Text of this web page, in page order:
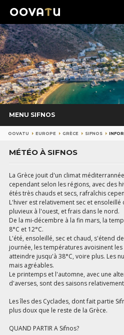
MENU SIFNOS
OOVATU EUROPE GRÈCE SIFNOS
MÉTÉO À SIFNOS
La Grèce jouit d'un climat
cependant selon les régions, avec des
étés très chauds et secs, rafraîchis
L'hiver est relativement sec et ensoleillé
pluvieux à l'ouest, et frais dans le nord.
De la mi-décembre à la fin mars, la
8°C et 12°C.
L'été, ensoleillé, sec et chaud, s'étend
journée, les températures avoisinent
atteindre jusqu'à 38°C, voire plus. Les
mais agréables.
Le printemps et l'automne, avec une
d'averses, sont des saisons
Les îles des Cyclades, dont fait partie
plus doux que le reste de la Grèce.
QUAND PARTIR A Sifnos?